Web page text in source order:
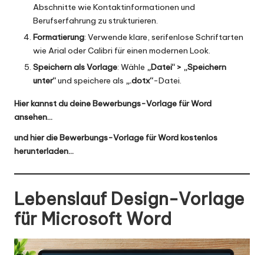
Abschnitte wie Kontaktinformationen und
Berufserfahrung zu strukturieren.
Formatierung: Verwende klare, serifenlose Schriftarten
wie Arial oder Calibri für einen modernen Look.
Speichern als Vorlage: Wähle „Datei“ > „Speichern
unter“und speichere als „.dotx“-Datei.
Hier kannst du deine Bewerbungs-Vorlage für Word
ansehen…
und hier die Bewerbungs-Vorlage für Word kostenlos
herunterladen…
Lebenslauf Design-Vorlage
für Microsoft Word